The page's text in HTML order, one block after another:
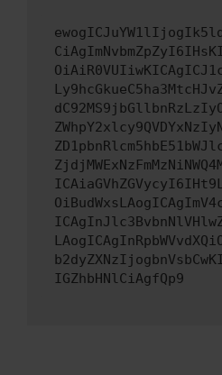
IGZhbHNlCiAgfQp9